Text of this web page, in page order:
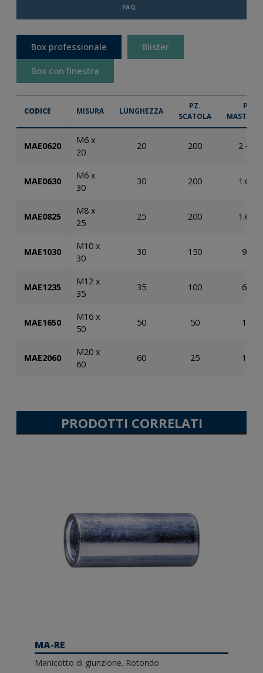
FAQ
Box professionale Blister
Box con finestra
CODICE MISURA LUNGHEZZA
PZ.
SCATOLA
PZ.
MAE0620
M6 x
20
20 200 2.400
MAE0630
M6 x
30
30 200 1.600
MAE0825
M8 x
25
25 200 1.600
MAE1030
M10 x
30
30 150 900
MAE1235
M12 x
35
35 100 600
MAE1650
M16 x
50
50 50 100
MAE2060
M20 x
60
60 25 100
PRODOTTI CORRELATI
MA-RE
Manicotto di giunzione. Rotondo